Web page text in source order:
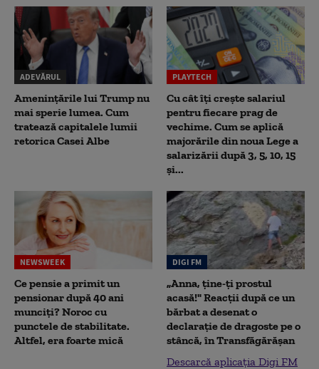
ADEVĂRUL
Amenințările lui Trump nu
mai sperie lumea. Cum
tratează capitalele lumii
retorica Casei Albe
PLAYTECH
Cu cât îți crește salariul
pentru fiecare prag de
vechime. Cum se aplică
majorările din noua Lege a
salarizării după 3, 5, 10, 15
și...
NEWSWEEK
Ce pensie a primit un
pensionar după 40 ani
munciți? Noroc cu
punctele de stabilitate.
Altfel, era foarte mică
DIGI FM
„Anna, ţine-ţi prostul
acasă!" Reacţii după ce un
bărbat a desenat o
declaraţie de dragoste pe o
stâncă, în Transfăgărăşan
Descarcă aplicația Digi FM